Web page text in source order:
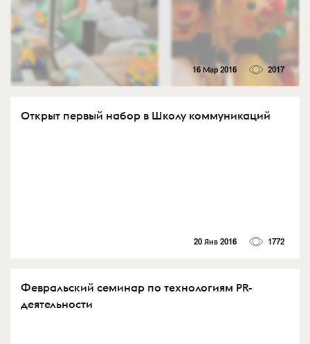
16 Мар 2016 2017
Открыт первый набор в Школу коммуникаций
20 Янв 2016 1772
Февральский семинар по технологиям PR-
деятельности